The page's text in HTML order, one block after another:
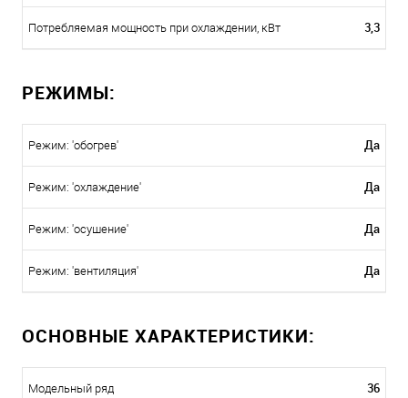
Потребляемая мощность при охлаждении, кВт 3,3
РЕЖИМЫ:
Режим: 'обогрев' Да
Режим: 'охлаждение' Да
Режим: 'осушение' Да
Режим: 'вентиляция' Да
ОСНОВНЫЕ ХАРАКТЕРИСТИКИ:
Модельный ряд 36